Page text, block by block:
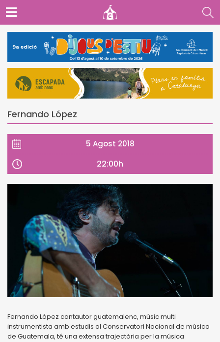
Fernando López
5 Agost 2018
22:00h
Fernando López cantautor guatemalenc, músic multi
instrumentista amb estudis al Conservatori Nacional de música
de Guatemala, té una extensa trajectòria per la música